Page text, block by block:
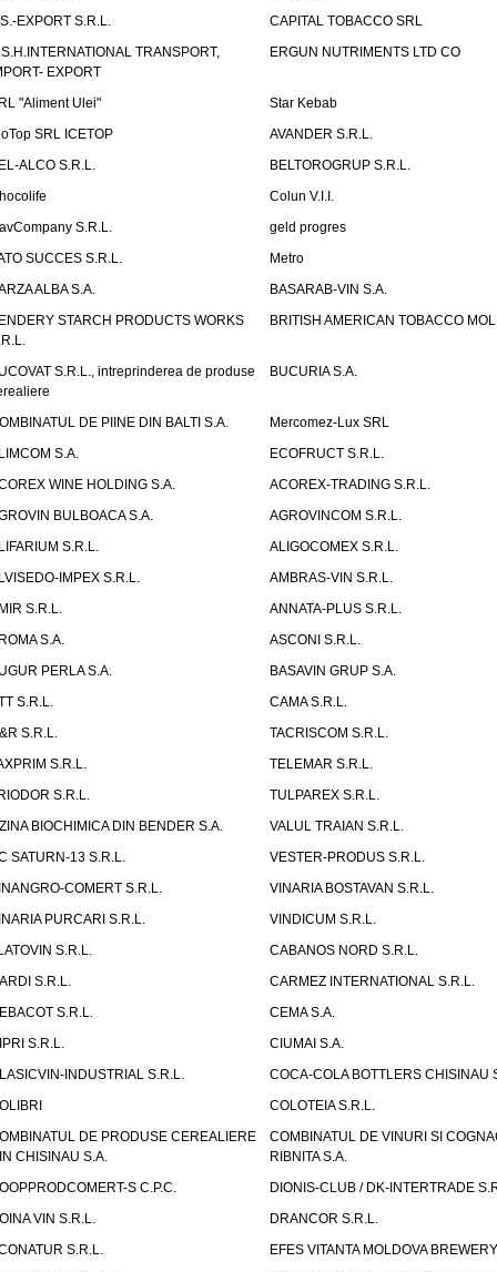
EXPORT S.R.L.
CAPITAL TOBACCO SRL
TRANSPORT,
EXPORT
ERGUN NUTRIMENTS LTD CO
"Aliment Ulei"
Star Kebab
SRL ICETOP
AVANDER S.R.L.
ALCO S.R.L.
BELTOROGRUP S.R.L.
Colun V.I.I.
S.R.L.
geld progres
SUCCES S.R.L.
Metro
ALBA S.A.
BASARAB-VIN S.A.
STARCH PRODUCTS WORKS
BRITISH AMERICAN TOBACCO
S.R.L., intreprinderea de produse
BUCURIA S.A.
DE PIINE DIN BALTI S.A.
Mercomez-Lux SRL
S.A.
ECOFRUCT S.R.L.
WINE HOLDING S.A.
ACOREX-TRADING S.R.L.
BULBOACA S.A.
AGROVINCOM S.R.L.
S.R.L.
ALIGOCOMEX S.R.L.
IMPEX S.R.L.
AMBRAS-VIN S.R.L.
S.R.L.
ANNATA-PLUS S.R.L.
S.A.
ASCONI S.R.L.
PERLA S.A.
BASAVIN GRUP S.A.
S.R.L.
CAMA S.R.L.
S.R.L.
TACRISCOM S.R.L.
S.R.L.
TELEMAR S.R.L.
S.R.L.
TULPAREX S.R.L.
BIOCHIMICA DIN BENDER S.A.
VALUL TRAIAN S.R.L.
SATURN-13 S.R.L.
VESTER-PRODUS S.R.L.
COMERT S.R.L.
VINARIA BOSTAVAN S.R.L.
PURCARI S.R.L.
VINDICUM S.R.L.
S.R.L.
CABANOS NORD S.R.L.
S.R.L.
CARMEZ INTERNATIONAL S.R.L.
S.R.L.
CEMA S.A.
S.R.L.
CIUMAI S.A.
INDUSTRIAL S.R.L.
COCA-COLA BOTTLERS CHISINAU
COLOTEIA S.R.L.
DE PRODUSE CEREALIERE
CHISINAU S.A.
COMBINATUL DE VINURI SI
RIBNITA S.A.
S C.P.C.
DIONIS-CLUB / DK-INTERTRADE
VIN S.R.L.
DRANCOR S.R.L.
S.R.L.
EFES VITANTA MOLDOVA